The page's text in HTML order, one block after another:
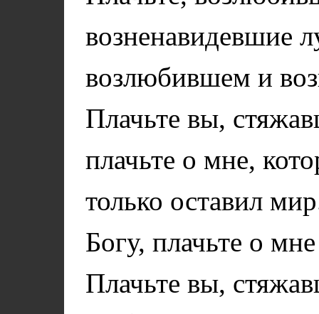
возненавидевшие
возлюбившем и
Плачьте вы,
плачьте о мне,
только оставил
Богу, плачьте о
Плачьте вы,